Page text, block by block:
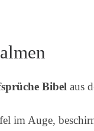
Bibel aus
im Auge,